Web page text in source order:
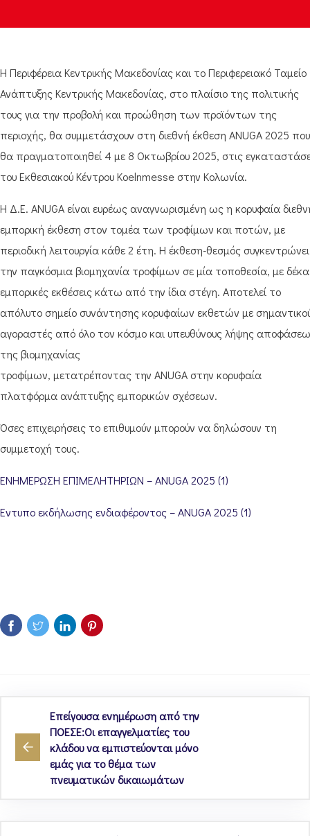
Η Περιφέρεια Κεντρικής Μακεδονίας και το Περιφερειακό Ταμείο
Ανάπτυξης Κεντρικής Μακεδονίας, στο πλαίσιο της πολιτικής
τους για την προβολή και προώθηση των προϊόντων της
περιοχής, θα συμμετάσχουν στη διεθνή έκθεση ANUGA 2025 που
θα πραγματοποιηθεί 4 με 8 Οκτωβρίου 2025, στις
του Εκθεσιακού Κέντρου Koelnmesse στην Κολωνία.
H Δ.Ε. ANUGA είναι ευρέως αναγνωρισμένη ως η κορυφαία
εμπορική έκθεση στον τομέα των τροφίμων και ποτών, με
περιοδική λειτουργία κάθε 2 έτη. Η έκθεση-θεσμός συγκεντρώνει
την παγκόσμια βιομηχανία τροφίμων σε μία τοποθεσία, με δέκα
εμπορικές εκθέσεις κάτω από την ίδια στέγη. Αποτελεί το
απόλυτο σημείο συνάντησης κορυφαίων εκθετών με
αγοραστές από όλο τον κόσμο και υπευθύνους λήψης
της βιομηχανίας
τροφίμων, μετατρέποντας την ANUGA στην κορυφαία
πλατφόρμα ανάπτυξης εμπορικών σχέσεων.
Όσες επιχειρήσεις το επιθυμούν μπορούν να δηλώσουν τη
συμμετοχή τους.
ΕΝΗΜΕΡΩΣΗ ΕΠΙΜΕΛΗΤΗΡΙΩΝ – ANUGA 2025 (1)
Έντυπο εκδήλωσης ενδιαφέροντος – ANUGA 2025 (1)
Επείγουσα ενημέρωση από την
ΠΟΕΣΕ:Οι επαγγελματίες του
κλάδου να εμπιστεύονται μόνο
εμάς για το θέμα των
πνευματικών δικαιωμάτων